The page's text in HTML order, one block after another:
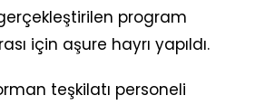
program
için aşure hayrı yapıldı.
teşkilatı personeli